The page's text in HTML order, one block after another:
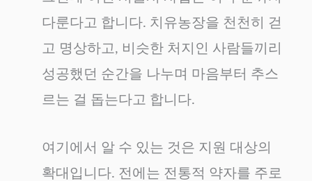
다룬다고 합니다. 치유농장을 천천히 걷
고 명상하고, 비슷한 처지인 사람들끼리
성공했던 순간을 나누며 마음부터 추스
르는 걸 돕는다고 합니다.
여기에서 알 수 있는 것은 지원 대상의
확대입니다. 전에는 전통적 약자를 주로